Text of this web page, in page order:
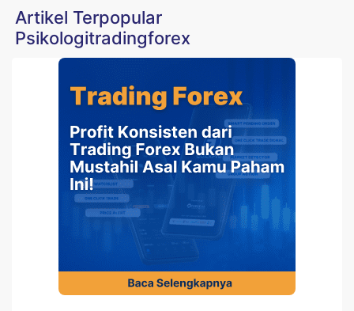
Artikel Terpopular
Psikologitradingforex